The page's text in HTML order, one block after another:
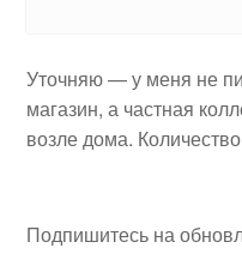
Уточняю — у меня не
магазин, а частная
возле дома.
Подпишитесь на